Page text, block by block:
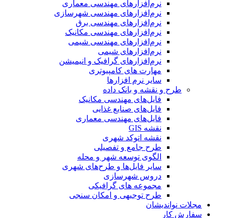
نرم‌افزارهای مهندسی معماری
نرم‌افزارهای مهندسی شهرسازی
نرم‌افزارهای مهندسی برق
نرم‌افزارهای مهندسی مکانیک
نرم‌افزارهای مهندسی شیمی
نرم‌افزارهای شیمی
نرم‌افزارهای گرافیک و انیمیشن
مهارت های کامپیوتری
سایر نرم افزارها
طرح و نقشه و بانک داده
فایل‌های مهندسی مکانیک
فایل‌های صنایع غذایی
فایل‌های مهندسی معماری
نقشه GIS
نقشه اتوکد شهری
طرح جامع و تفصیلی
الگوی توسعه شهر و محله
سایر فایل‌ها و طرح‌های شهری
دروس شهرسازی
مجموعه های گرافیکی
طرح توجیهی و امکان سنجی
مجلات نواندیشان
سفارش کار